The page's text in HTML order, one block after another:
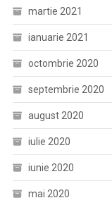
martie 2021
ianuarie 2021
octombrie 2020
septembrie 2020
august 2020
iulie 2020
iunie 2020
mai 2020